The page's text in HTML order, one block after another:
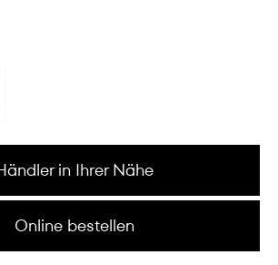
in Ihrer Nähe
Online bestellen